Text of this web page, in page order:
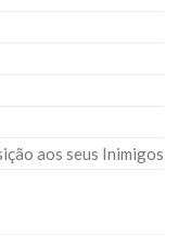
aos seus Inimigos